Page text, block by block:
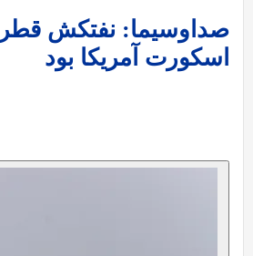
صداوسیما: نفتکش
اسکورت آمریکا بود